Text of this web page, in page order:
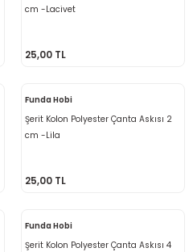
cm -Lacivet
25,00 TL
Funda Hobi
Şerit Kolon Polyester Çanta Askısı 2
cm -Lila
25,00 TL
Funda Hobi
Şerit Kolon Polyester Çanta Askısı 4